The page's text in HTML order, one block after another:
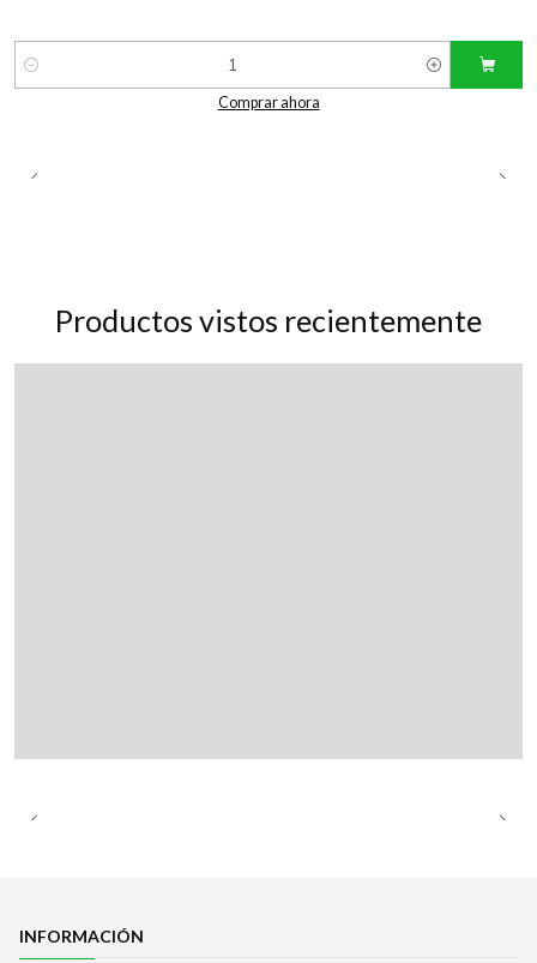
Cantidad
Comprar ahora
Productos vistos recientemente
INFORMACIÓN